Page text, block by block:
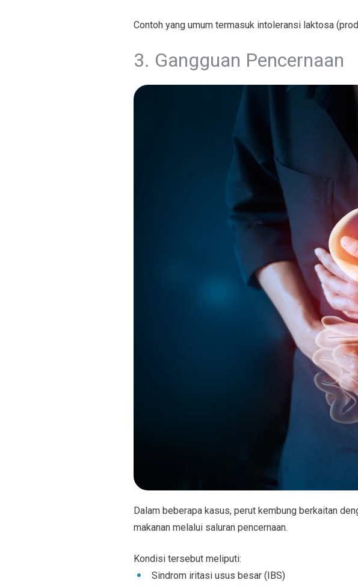
Contoh yang umum termasuk intoleransi laktosa
3. Gangguan Pencernaan
Dalam beberapa kasus, perut kembung berkaitan
makanan melalui saluran pencernaan.
Kondisi tersebut meliputi:
Sindrom iritasi usus besar (IBS)